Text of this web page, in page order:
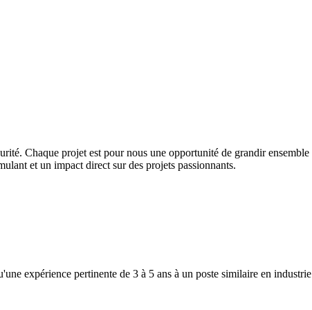
Chaque projet est pour nous une opportunité de grandir
et un impact direct sur des projets passionnants.
expérience pertinente de 3 à 5 ans à un poste similaire en